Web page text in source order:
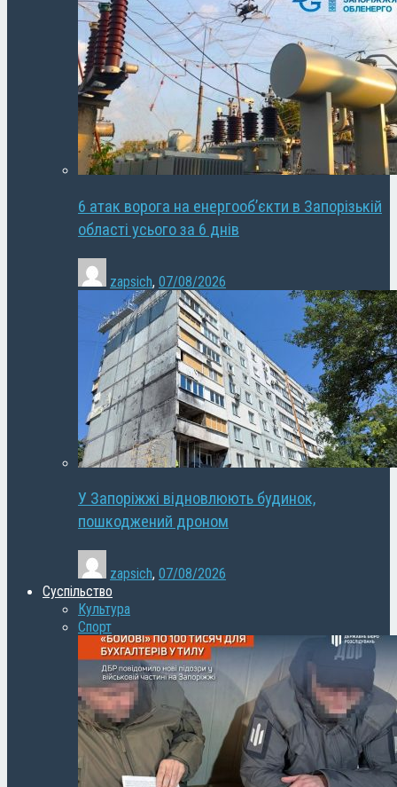
6 атак ворога на енергооб’єкти в Запорізькій
області усього за 6 днів
zapsich, 07/08/2026
У Запоріжжі відновлюють будинок,
пошкоджений дроном
zapsich, 07/08/2026
Суспільство
Культура
Спорт